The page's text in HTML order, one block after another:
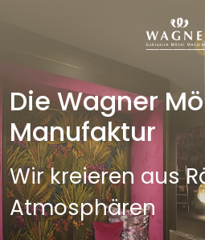
Die Wagner
Manufaktur
Wir kreieren aus
Atmosphären